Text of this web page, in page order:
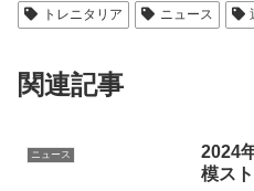
トレニタリア
ニュース
関連記事
ニュース
2024
模ス